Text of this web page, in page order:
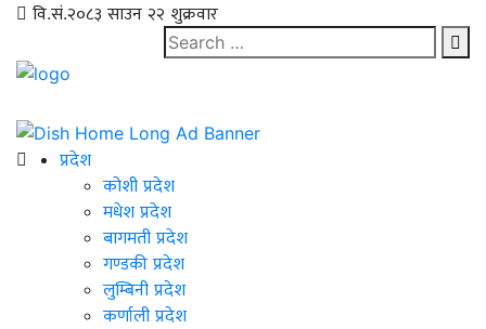
वि.सं.२०८३ साउन २२ शुक्रवार
प्रदेश
कोशी प्रदेश
मधेश प्रदेश
बागमती प्रदेश
गण्डकी प्रदेश
लुम्बिनी प्रदेश
कर्णाली प्रदेश